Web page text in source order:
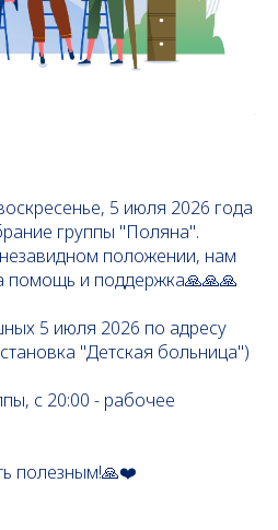
5 июля 2026 года
группы "Поляна".
положении, нам
помощь и поддержка🙏🙏🙏
5 июля 2026 по адресу
"Детская больница")
с 20:00 - рабочее
полезным!🙏❤️